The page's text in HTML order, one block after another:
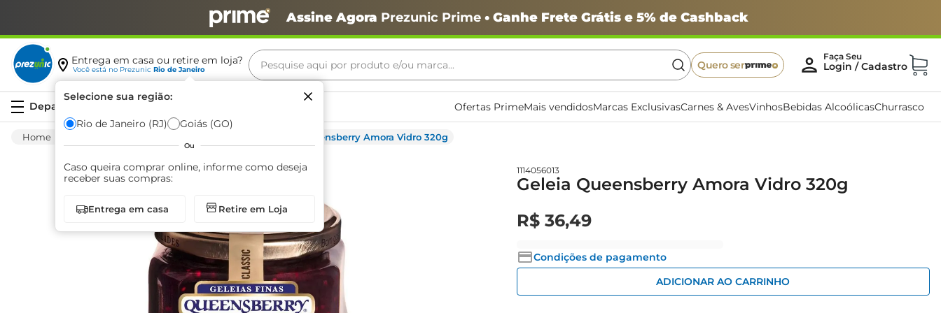
Assine Agora Prezunic Prime• Ganhe Frete Grátis e 5% de Cashback
Entrega em casa ou retire em loja?
Você está no Prezunic Rio de Janeiro
Selecione sua região:
Rio de Janeiro (RJ) Goiás (GO)
Ou
Caso queira comprar online, informe como deseja
receber suas compras:
Entrega em casa Retire em Loja
Pesquise aqui por produto e/ou marca...
Quero ser
Ofertas PrimeMais vendidosMarcas ExclusivasCarnes & AvesVinhosBebidas AlcoólicasChurrasco
Geleia Queensberry Amora Vidro 320g
1114056013
Geleia Queensberry Amora Vidro 320g
R$ 36,49
Condições de pagamento
ADICIONAR AO CARRINHO
Termos mais buscados
café
biscoito
azeite
arroz
iogurte